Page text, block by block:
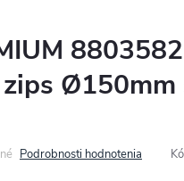
Podrobnosti hodnotenia